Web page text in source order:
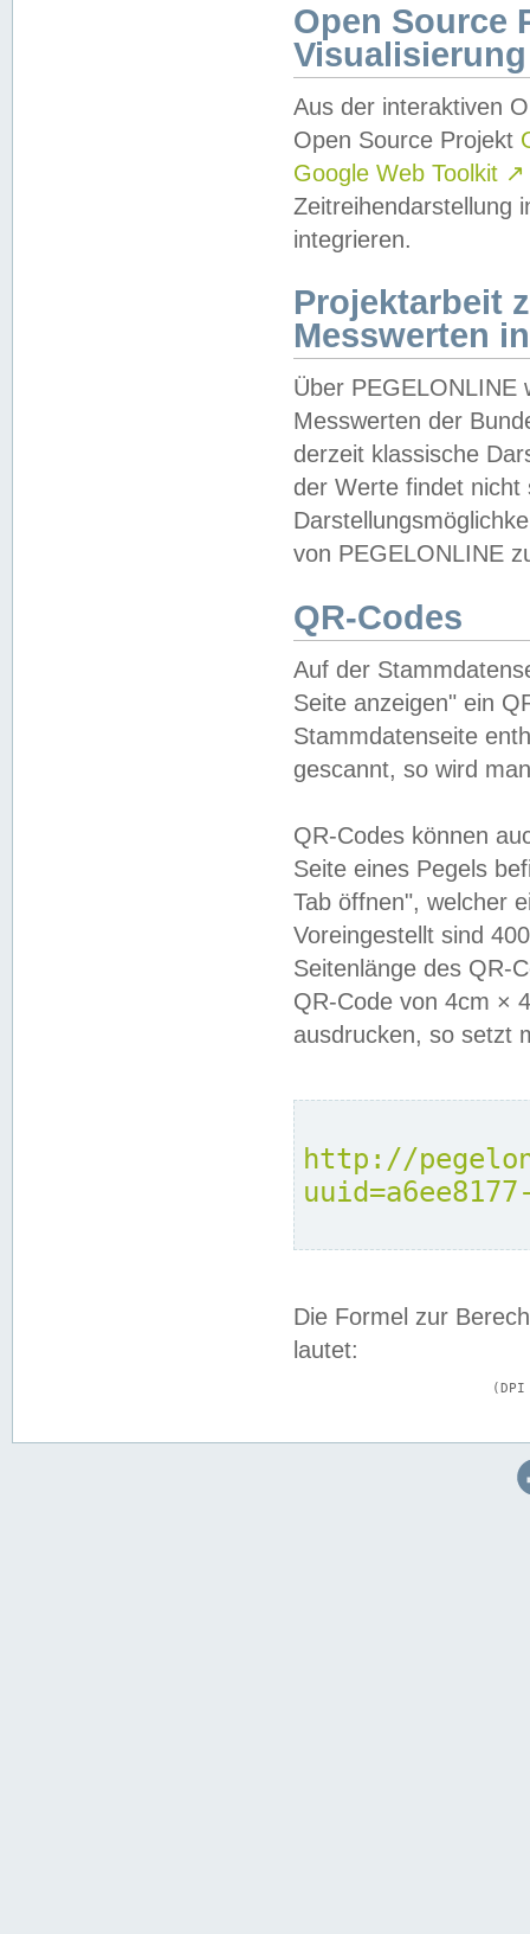
Open Source
Visualisierung
Aus der interaktiven
Open Source Projekt
Google Web Toolkit ↗
Zeitreihendarstellung
integrieren.
Projektarbeit
Messwerten
Über PEGELONLINE
Messwerten der
derzeit klassische
der Werte findet
von PEGELONLINE
QR-Codes
Auf der
Seite anzeigen" ein
Stammdatenseite
gescannt, so wird
QR-Codes können
Seite eines Pegels
Tab öffnen", welcher
Voreingestellt sind
Seitenlänge des QR-
QR-Code von 4cm ×
ausdrucken, so setzt
http://
Die Formel zur
lautet: